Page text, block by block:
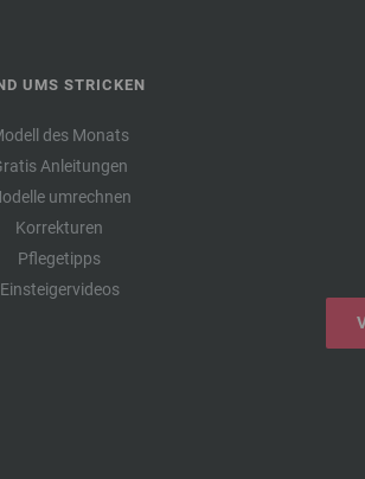
UMS STRICKEN
des Monats
Anleitungen
umrechnen
Korrekturen
Pflegetipps
Einsteigervideos